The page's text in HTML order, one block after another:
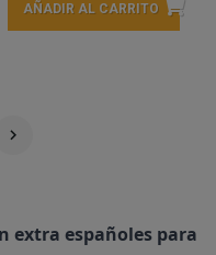
AÑADIR AL CARRITO

extra españoles para